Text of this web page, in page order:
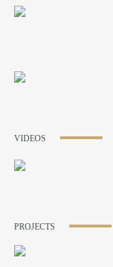
VIDEOS
PROJECTS